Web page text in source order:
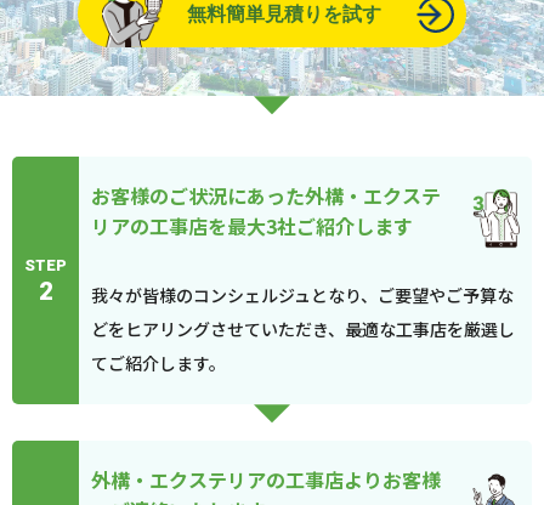
無料簡単見積りを試す
STEP
2
お客様のご状況にあった外構・エクステ
リアの工事店を最大3社ご紹介します
我々が皆様のコンシェルジュとなり、ご要望やご予算な
どをヒアリングさせていただき、最適な工事店を厳選し
てご紹介します。
外構・エクステリアの工事店よりお客様